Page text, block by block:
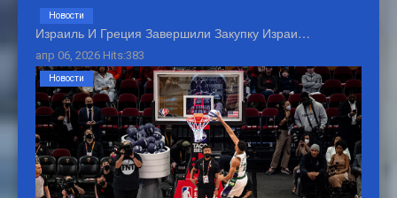
Израиль И Греция Завершили Закупку Израи…
апр 06, 2026 Hits:383
Новости
Новости